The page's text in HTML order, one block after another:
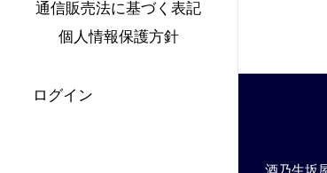
通信販売法に基づく表記
個人情報保護方針
ログイン